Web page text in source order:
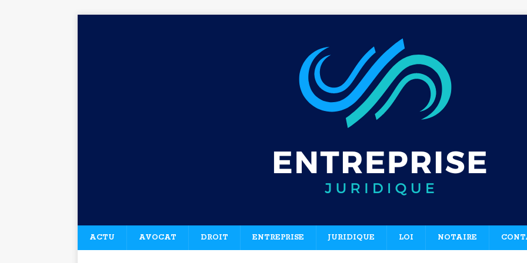
ACTU AVOCAT DROIT ENTREPRISE JURIDIQUE LOI NOTAIRE